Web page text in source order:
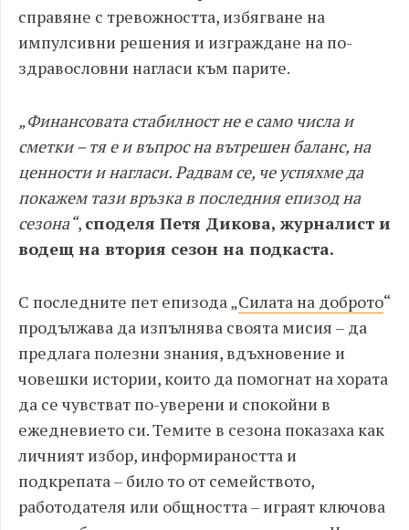
справяне с тревожността, избягване на
импулсивни решения и изграждане на по-
здравословни нагласи към парите.
„Финансовата стабилност не е само числа и
сметки – тя е и въпрос на вътрешен баланс, на
ценности и нагласи. Радвам се, че успяхме да
покажем тази връзка в последния епизод на
сезона“, споделя Петя Дикова, журналист и
водещ на втория сезон на подкаста.
С последните пет епизода „Силата на доброто“
продължава да изпълнява своята мисия – да
предлага полезни знания, вдъхновение и
човешки истории, които да помогнат на хората
да се чувстват по-уверени и спокойни в
ежедневието си. Темите в сезона показаха как
личният избор, информираността и
подкрепата – било то от семейството,
работодателя или общността – играят ключова